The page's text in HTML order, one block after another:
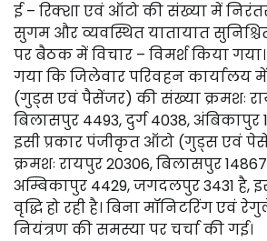
ई – रिक्शा एवं ऑटो की संख्या में
सुगम और व्यवस्थित यातायात
पर बैठक में विचार – विमर्श किया
गया कि जिलेवार परिवहन कार्यालय
(गुड्स एवं पैसेंजर) की संख्या क्रमशः
बिलासपुर 4493, दुर्ग 4038, अंबिकापुर
इसी प्रकार पंजीकृत ऑटो (गुड्स एवं
क्रमशः रायपुर 20306, बिलासपुर
अम्बिकापुर 4429, जगदलपुर 3431 है,
वृद्धि हो रही है। बिना मॉनिटरिंग एवं
नियंत्रण की समस्या पर चर्चा की गई।